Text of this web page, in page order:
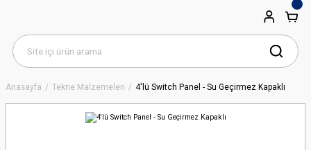
Anasayfa Tekne Malzemeleri 4'lü Switch Panel - Su Geçirmez Kapaklı